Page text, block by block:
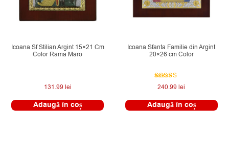
Icoana Sf Stilian Argint 15×21 Cm
Color Rama Maro
131.99lei
Adaugă în coș
Icoana Sfanta Familie din Argint
20×26 cm Color
Evaluat la
5.00
240.99lei
Adaugă în coș